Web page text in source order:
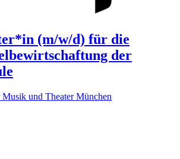
(m/w/d) für die
der
und Theater München